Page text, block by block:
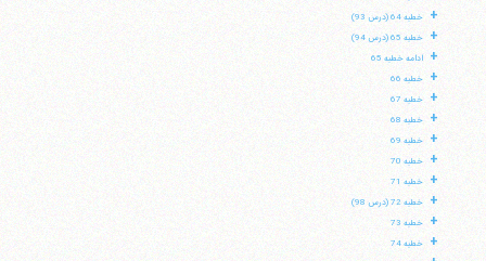
+ خطبه 64 (درس 93)
+ خطبه 65 (درس 94)
+ ادامه خطبه 65
+ خطبه 66
+ خطبه 67
+ خطبه 68
+ خطبه 69
+ خطبه 70
+ خطبه 71
+ خطبه 72 (درس 98)
+ خطبه 73
+ خطبه 74